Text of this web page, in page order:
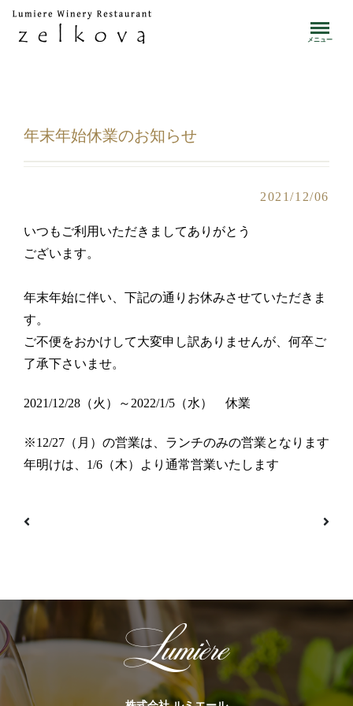
toggle
メニュー
年末年始休業のお知らせ
2021/12/06
いつもご利用いただきましてありがとう
ございます。
年末年始に伴い、下記の通りお休みさせていただきま
す。
ご不便をおかけして大変申し訳ありませんが、何卒ご
了承下さいませ。
2021/12/28（火）～2022/1/5（水） 休業
※12/27（月）の営業は、ランチのみの営業となります
年明けは、1/6（木）より通常営業いたします